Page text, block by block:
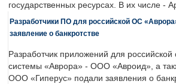
государственных ресурсах. В их числе -
Разработчики ПО для российской ОС
заявление о банкротстве
Разработчик приложений для
системы «Аврора» - ООО «Авроид», а
ООО «Гиперус» подали заявления о